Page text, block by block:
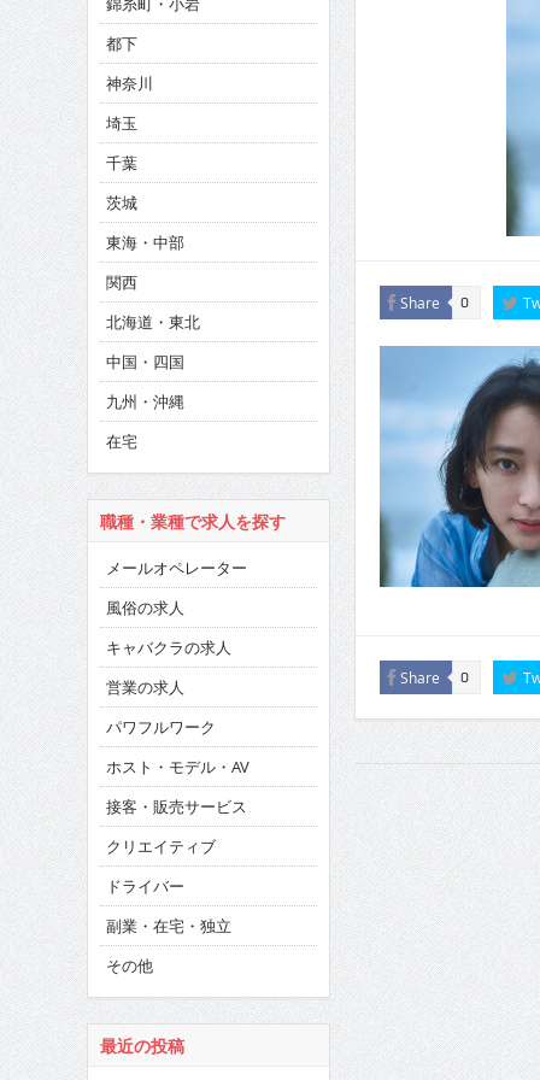
CINEMA×STYLE 286号
CINEMA×STYLE 285号
CINEMA×STYLE 294号
Share 0
Share 0
都下
神奈川
埼玉
千葉
茨城
東海・中部
関西
北海道・東北
中国・四国
九州・沖縄
在宅
職種・業種で求人を探す
メールオペレーター
風俗の求人
キャバクラの求人
営業の求人
パワフルワーク
ホスト・モデル・AV
接客・販売サービス
クリエイティブ
ドライバー
副業・在宅・独立
その他
最近の投稿